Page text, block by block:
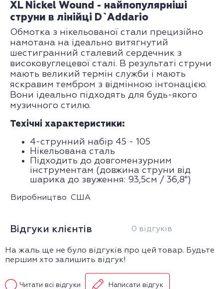
XL Nickel Wound - найпопулярніші
струни в лінійці D`Addario
Обмотка з нікельованої стали прецизійно
намотана на ідеально витягнутий
шестигранний сталевий сердечник з
високовуглецевої сталі. В результаті струни
мають великий термін служби і мають
яскравим тембром з відмінною інтонацією.
Вони ідеально підходять для будь-якого
музичного стилю.
Техічні характеристики:
4-струнний набір 45 - 105
Нікельована сталь
Підходить до довгомензурним
інструментам (довжина струни від
шарика до звуження: 93,5см / 36,8")
Виробництво США
Відгуки клієнтів 0 відгуків
На жаль ще не було відгуків про цей товар. Будьте
першим хто залишить відгук!
Читати всі відгуки Написати відгук